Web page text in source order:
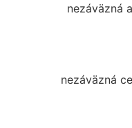
nezáväzná
nezáväzná